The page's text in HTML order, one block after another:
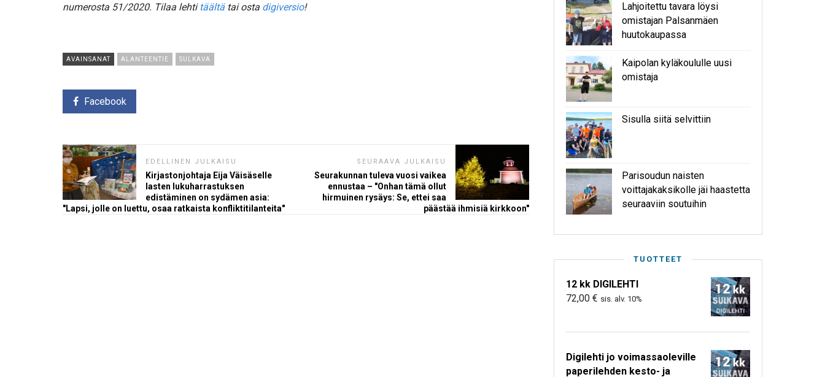
numerosta 51/2020. Tilaa lehti täältätai osta digiversio!
AVAINSANAT ALANTEENTIE SULKAVA
Facebook
EDELLINEN JULKAISU
Kirjastonjohtaja Eija Väisäselle
lasten lukuharrastuksen
edistäminen on sydämen asia:
"Lapsi, jolle on luettu, osaa ratkaista konfliktitilanteita"
SEURAAVA JULKAISU
Seurakunnan tuleva vuosi vaikea
ennustaa – "Onhan tämä ollut
hirmuinen rysäys: Se, ettei saa
päästää ihmisiä kirkkoon"
Lahjoitettu tavara löysi
omistajan Palsanmäen
huutokaupassa
Kaipolan kyläkoululle uusi
omistaja
Sisulla siitä selvittiin
Parisoudun naisten
voittajakaksikolle jäi haastetta
seuraaviin soutuihin
TUOTTEET
12 kk DIGILEHTI
72,00 € sis. alv. 10%
Digilehti jo voimassaoleville
paperilehden kesto- ja